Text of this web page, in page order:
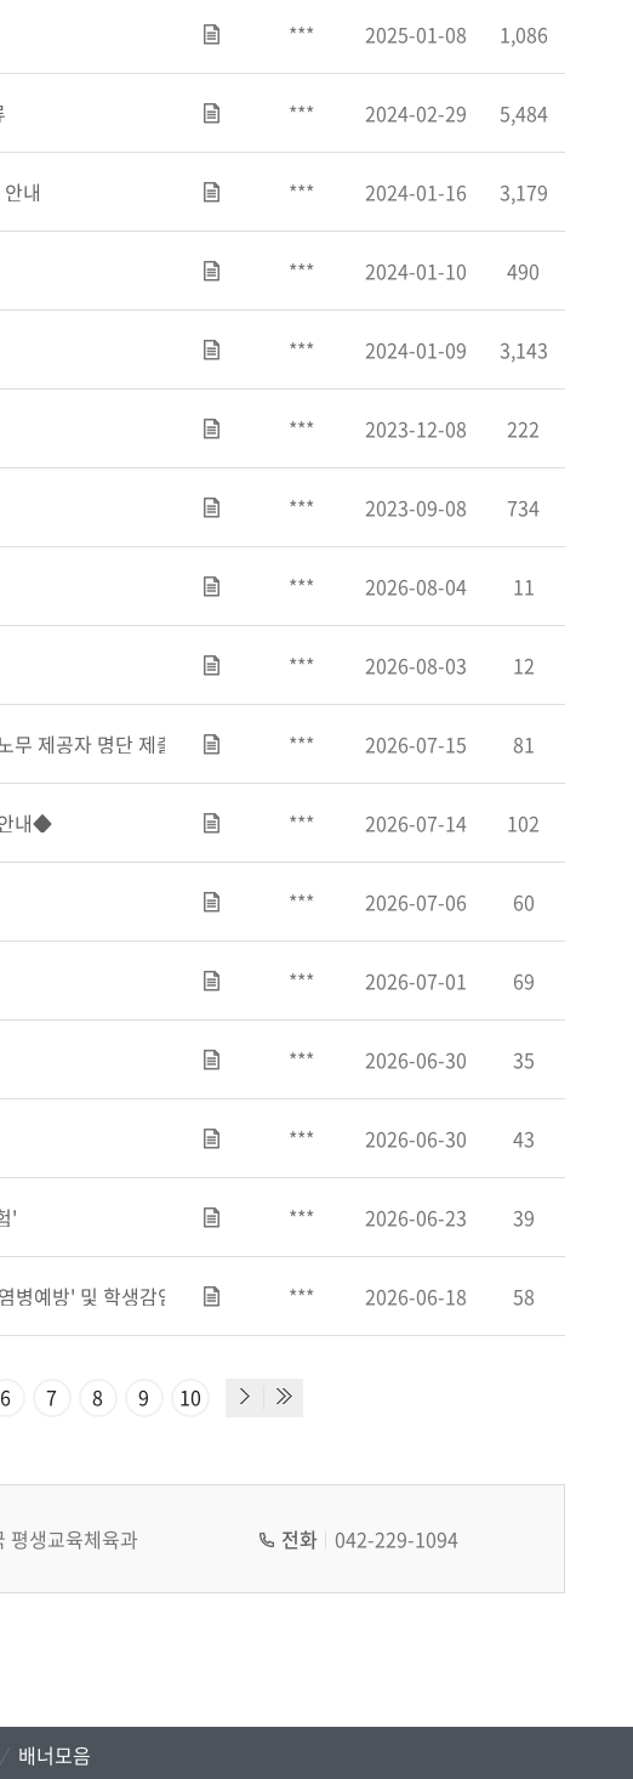
*** 2025-01-08 1,086
*** 2024-02-29 5,484
내 *** 2024-01-16 3,179
*** 2024-01-10 490
*** 2024-01-09 3,143
*** 2023-12-08 222
*** 2023-09-08 734
*** 2026-08-04 11
*** 2026-08-03 12
제공자 명단 제출 안내 (행정직원, 차량기사, 동승보호자 등이 있는 학원만
*** 2026-07-15 81
육 안내◆ *** 2026-07-14 102
*** 2026-07-06 60
*** 2026-07-01 69
*** 2026-06-30 35
*** 2026-06-30 43
' *** 2026-06-23 39
병예방' 및 학생감염병 예방 소식지*** 2026-06-18 58
6 7 8 9 10
평생교육체육과 전화 042-229-1094
배너모음